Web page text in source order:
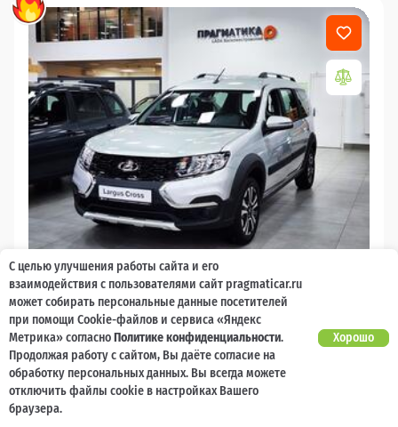
LADA Largus
2026
Есть предложение?
Улучшим! Ваш кешбек 10 000 баллов
2 017 000 ₽
1 477 600₽
С целью улучшения работы сайта и его
взаимодействия с пользователями сайт pragmaticar.ru
может собирать персональные данные посетителей
при помощи Cookie-файлов и сервиса «Яндекс
Метрика» согласноПолитике конфиденциальности.
Продолжая работу с сайтом, Вы даёте согласие на
обработку персональных данных. Вы всегда можете
отключить файлы cookie в настройках Вашего
браузера.
Хорошо